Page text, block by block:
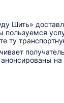
Шить»
ту
на